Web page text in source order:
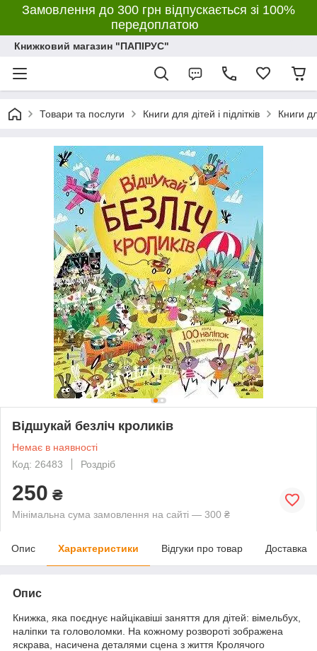
Замовлення до 300 грн відпускається зі 100%
передоплатою
Книжковий магазин "ПАПІРУС"
Товари та послуги Книги для дітей і підлітків Книги
Відшукай безліч кроликів
Немає в наявності
Код: 26483
Роздріб
250 ₴
Мінімальна сума замовлення на сайті — 300 ₴
Опис Характеристики Відгуки про товар Доставка
Опис
Книжка, яка поєднує найцікавіші заняття для дітей: вімельбух,
наліпки та головоломки. На кожному розвороті зображена
яскрава, насичена деталями сцена з життя Кролячого